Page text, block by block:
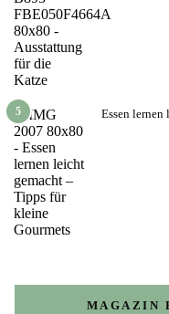
5 Essen
MAGAZIN